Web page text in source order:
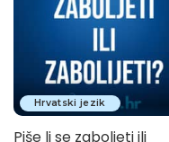
Hrvatski jezik
Piše li se zaboljeti ili